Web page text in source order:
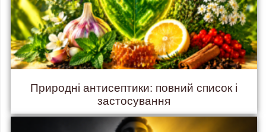
Природні антисептики: повний список і
застосування